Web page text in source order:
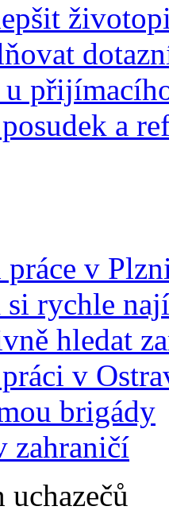
u
a
v
si rychle
hledat
v
brigády
zahraničí